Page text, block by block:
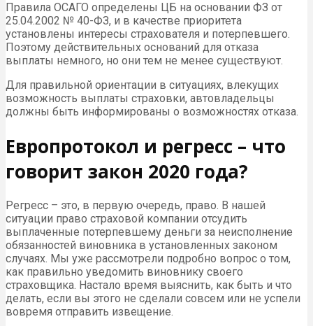
Правила ОСАГО определены ЦБ на основании ФЗ от
25.04.2002 № 40-ФЗ, и в качестве приоритета
установлены интересы страхователя и потерпевшего.
Поэтому действительных оснований для отказа
выплаты немного, но они тем не менее существуют.
Для правильной ориентации в ситуациях, влекущих
возможность выплаты страховки, автовладельцы
должны быть информированы о возможностях отказа.
Европротокол и регресс – что
говорит закон 2020 года?
Регресс – это, в первую очередь, право. В нашей
ситуации право страховой компании отсудить
выплаченные потерпевшему деньги за неисполнение
обязанностей виновника в установленных законом
случаях. Мы уже рассмотрели подробно вопрос о том,
как правильно уведомить виновнику своего
страховщика. Настало время выяснить, как быть и что
делать, если вы этого не сделали совсем или не успели
вовремя отправить извещение.